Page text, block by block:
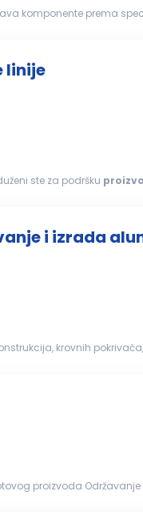
linije
Na ovoj poziciji zaduženi ste za podršku
i izrada
krovnih
higijene mašine i radnog prostora